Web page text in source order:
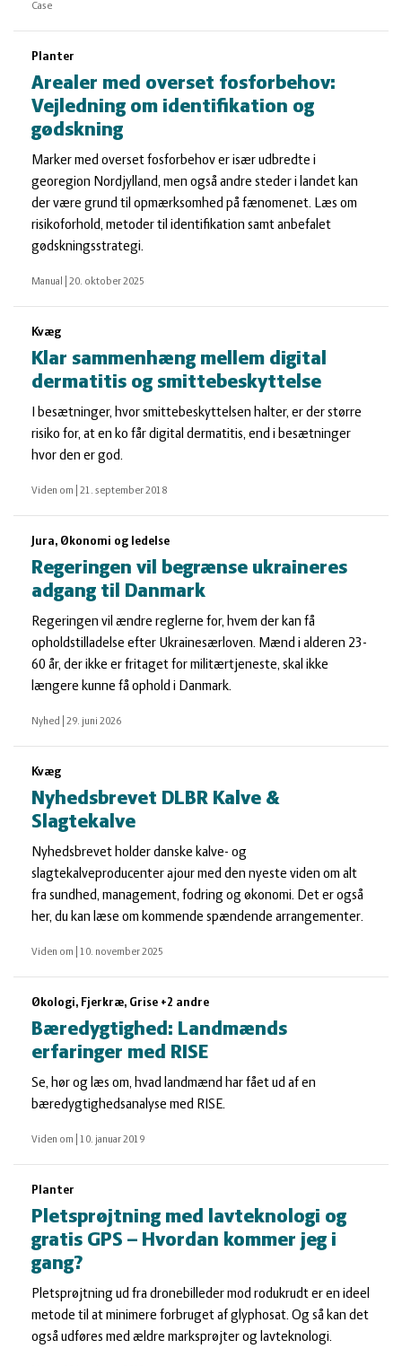
Case
Planter
Arealer med overset fosforbehov:
Vejledning om identifikation og
gødskning
Marker med overset fosforbehov er især udbredte i
georegion Nordjylland, men også andre steder i landet kan
der være grund til opmærksomhed på fænomenet. Læs om
risikoforhold, metoder til identifikation samt anbefalet
gødskningsstrategi.
Manual 20. oktober 2025
Kvæg
Klar sammenhæng mellem digital
dermatitis og smittebeskyttelse
I besætninger, hvor smittebeskyttelsen halter, er der større
risiko for, at en ko får digital dermatitis, end i besætninger
hvor den er god.
Viden om 21. september 2018
Jura, Økonomi og ledelse
Regeringen vil begrænse ukraineres
adgang til Danmark
Regeringen vil ændre reglerne for, hvem der kan få
opholdstilladelse efter Ukrainesærloven. Mænd i alderen 23-
60 år, der ikke er fritaget for militærtjeneste, skal ikke
længere kunne få ophold i Danmark.
Nyhed 29. juni 2026
Kvæg
Nyhedsbrevet DLBR Kalve &
Slagtekalve
Nyhedsbrevet holder danske kalve- og
slagtekalveproducenter ajour med den nyeste viden om alt
fra sundhed, management, fodring og økonomi. Det er også
her, du kan læse om kommende spændende arrangementer.
Viden om 10. november 2025
Økologi, Fjerkræ, Grise +2 andre
Bæredygtighed: Landmænds
erfaringer med RISE
Se, hør og læs om, hvad landmænd har fået ud af en
bæredygtighedsanalyse med RISE.
Viden om 10. januar 2019
Planter
Pletsprøjtning med lavteknologi og
gratis GPS – Hvordan kommer jeg i
gang?
Pletsprøjtning ud fra dronebilleder mod rodukrudt er en ideel
metode til at minimere forbruget af glyphosat. Og så kan det
også udføres med ældre marksprøjter og lavteknologi.